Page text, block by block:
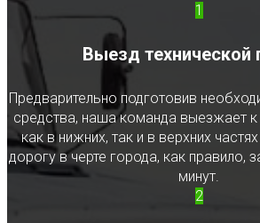
1
Выезд технической
Предварительно подготовив
средства, наша команда выезжает
как в нижних, так и в верхних
дорогу в черте города, как правило,
минут.
2